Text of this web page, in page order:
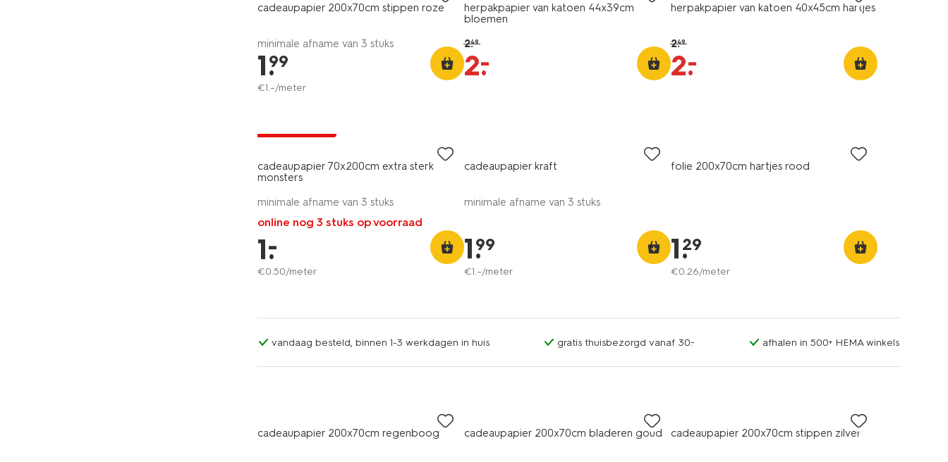
cadeaupapier 200x70cm stippen roze
minimale afname van 3 stuks
1.
99
€1.–/meter
herpakpapier van katoen 44x39cm
bloemen
2.49
2.
–
herpakpapier van katoen 40x45cm hartjes
2.49
2.
–
cadeaupapier 70x200cm extra sterk
monsters
minimale afname van 3 stuks
online nog 3 stuks op voorraad
1.
–
€0.50/meter
cadeaupapier kraft
minimale afname van 3 stuks
1.
99
€1.–/meter
folie 200x70cm hartjes rood
1.
29
€0.26/meter
vandaag besteld, binnen 1-3 werkdagen in huis gratis thuisbezorgd vanaf 30.- afhalen in 500+ HEMA winkels
cadeaupapier 200x70cm regenboog cadeaupapier 200x70cm bladeren goud cadeaupapier 200x70cm stippen zilver